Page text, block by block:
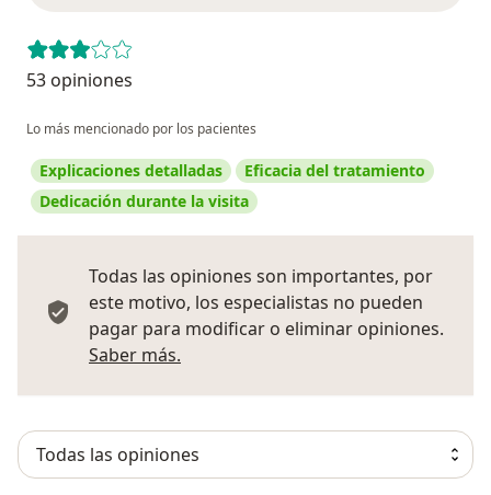
53 opiniones
Lo más mencionado por los pacientes
Explicaciones detalladas
Eficacia del tratamiento
Dedicación durante la visita
Todas las opiniones son importantes, por
este motivo, los especialistas no pueden
pagar para modificar o eliminar opiniones.
Saber más.